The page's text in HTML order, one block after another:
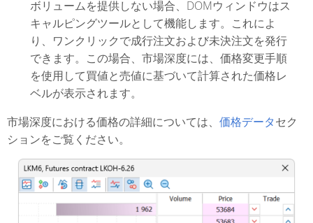
ボリュームを提供しない場合、DOMウィンドウはス
キャルピングツールとして機能します。これによ
り、ワンクリックで成行注文および未決注文を発行
できます。この場合、市場深度には、価格変更手順
を使用して買値と売値に基づいて計算された価格レ
ベルが表示されます。
市場深度における価格の詳細については、 価格データセク
ションをご覧ください。